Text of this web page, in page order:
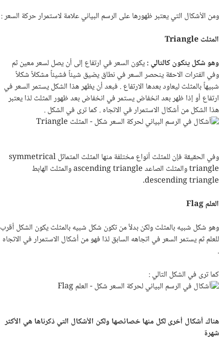
ومن الأشكال التي يعتبر ظهورها على الرسم البياني علامة لاستمرار حركة السعر :
المثلثTriangle
وهو شكل يتكون كالتالي :يكون السعر في ارتفاع إلى أن يصل لسعر معين ثم
وفي الفترات الاحقة ينحصر السعر في نطاق يضيق شيئاً فشيئاً مشكلاً شكلاً
شبيهاً بالمثلث ليعاود بعدها الارتفاع . فبعد أن يظهر هذا الشكل يستمر السعر في
ارتفاع أو إذا ظهر بعد انخفاض يستمر في انخفاض بعد ظهور المثلث لذا يعتبر
هذا الشكل من أشكال الاستمرار في الاتجاه . كما ترى في الشكل .
وفي الحقيقة فإن للمثلث أنواع مختلفة منها المثلث المتماثلsymmetrical
triangleوالمثلث الصاعدascending triangleوالمثلث الهابط
descending triangle
.
العلمFlag
وهو شكل شبيه بالمثلث ولكن بدلاً من تكون شكل شبيه بالمثلث يكون الشكل أقرب
للعلم ثم يستمر السعر في اتجاهه السابق لذا فهو من أشكال الاستمرار في الاتجاه
.
كما ترى في الشكل التالي :
هناك أشكال أخرى لكل منها خصائصها ولكن الأشكال التي ذكرناها هي الأكثر
شهرة